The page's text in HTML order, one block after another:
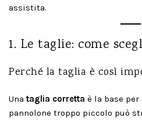
assistita.
1. Le taglie: come
Perché la taglia è così
Una taglia corretta è la base
pannolone troppo piccolo può